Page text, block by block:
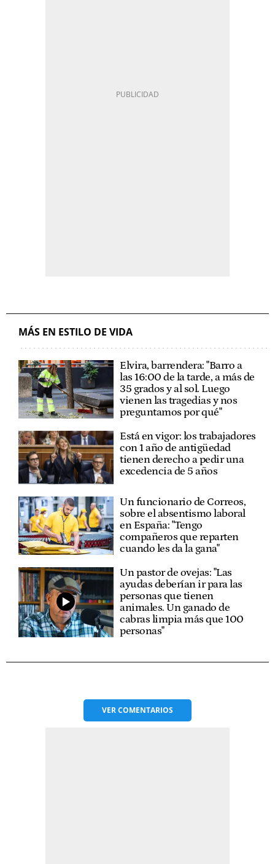
MÁS EN ESTILO DE VIDA
Elvira, barrendera: "Barro a
las 16:00 de la tarde, a más de
35 grados y al sol. Luego
vienen las tragedias y nos
preguntamos por qué"
Está en vigor: los trabajadores
con 1 año de antigüedad
tienen derecho a pedir una
excedencia de 5 años
Un funcionario de Correos,
sobre el absentismo laboral
en España: "Tengo
compañeros que reparten
cuando les da la gana"
Un pastor de ovejas: "Las
ayudas deberían ir para las
personas que tienen
animales. Un ganado de
cabras limpia más que 100
personas"
VERCOMENTARIOS